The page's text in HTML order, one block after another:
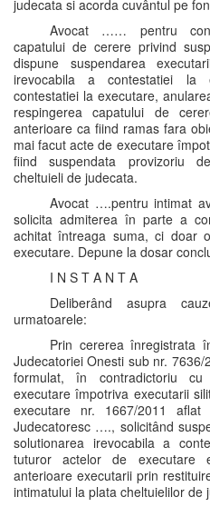
judecata si acorda cuvântul pe
Avocat …… pentru
capatului de cerere privind
dispune suspendarea
irevocabila a contestatiei la
contestatiei la executare,
respingerea capatului de
anterioare ca fiind ramas fara
mai facut acte de executare
fiind suspendata provizoriu
cheltuieli de judecata.
Avocat ….pentru intimat
solicita admiterea în parte a
achitat întreaga suma, ci doar
executare. Depune la dosar
I N S T A N T A
Deliberând asupra
urmatoarele:
Prin cererea înregistrata
Judecatoriei Onesti sub nr.
formulat, în contradictoriu
executare împotriva executarii
executare nr. 1667/2011
Judecatoresc …., solicitând
solutionarea irevocabila a
tuturor actelor de executare
anterioare executarii prin
intimatului la plata cheltuielilor de